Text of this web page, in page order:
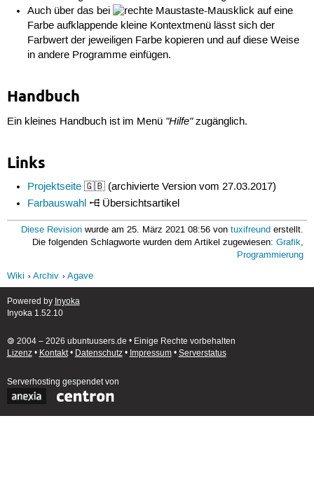
Auch über das bei
-Mausklick auf eine
Farbe aufklappende kleine Kontextmenü lässt sich der
Farbwert der jeweiligen Farbe kopieren und auf diese Weise
in andere Programme einfügen.
Handbuch
Ein kleines Handbuch ist im Menü "Hilfe"zugänglich.
Links
Projektseite 🇬🇧 (archivierte Version vom 27.03.2017)
Farbauswahl
Übersichtsartikel
Diese Revision wurde am 25. März 2021 08:56 vontuxifreund erstellt.
Die folgenden Schlagworte wurden dem Artikel zugewiesen:Grafik,
Programmierung
Wiki
Archiv Agave
Powered by Inyoka
Inyoka 1.52.10
🄯 2004 – 2026 ubuntuusers.de • Einige Rechte vorbehalten
Lizenz• Kontakt• Datenschutz• Impressum• Serverstatus
Serverhosting gespendet von